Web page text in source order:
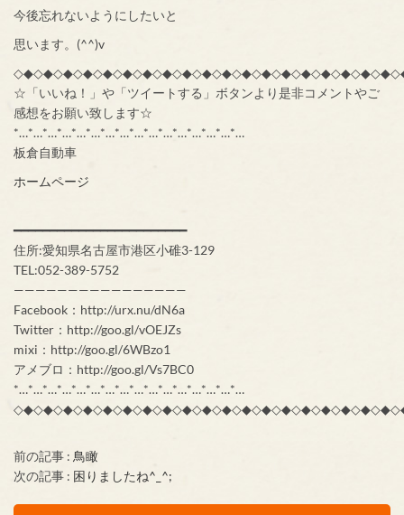
今後忘れないようにしたいと
思います。(^^)v
☆「いいね！」や「ツイートする」ボタンより是非コメントやご
感想をお願い致します☆
*…*…*…*…*…*…*…*…*…*…*…*…*…*…*…*…
板倉自動車
ホームページ
━━━━━━━━━━━━━━━━━━━━━━━━
住所:愛知県名古屋市港区小碓3-129
TEL:052-389-5752
————————————————
Facebook：http://urx.nu/dN6a
Twitter：http://goo.gl/vOEJZs
mixi：http://goo.gl/6WBzo1
アメブロ：http://goo.gl/Vs7BC0
*…*…*…*…*…*…*…*…*…*…*…*…*…*…*…*…
前の記事 : 鳥瞰
次の記事 : 困りましたね^_^;